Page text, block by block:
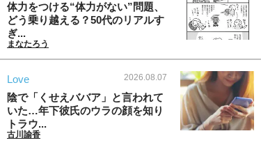
体力をつける“体力がない”問題、
どう乗り越える？50代のリアルす
ぎ...
まなたろう
Love 2026.08.07
陰で「くせえババア」と言われて
いた…年下彼氏のウラの顔を知り
トラウ...
古川諭香